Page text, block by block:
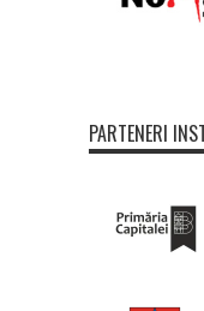
PARTENERI